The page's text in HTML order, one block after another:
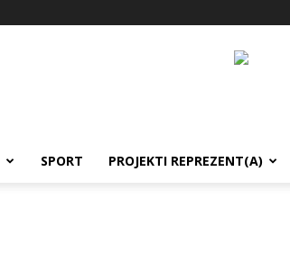
SPORT PROJEKTI REPREZENT(A)